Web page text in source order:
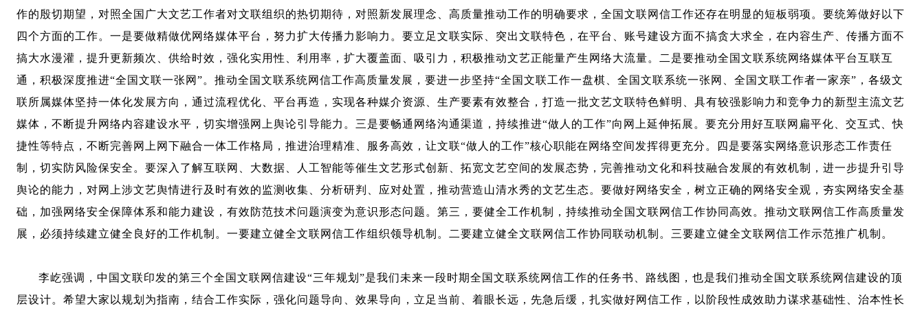
作的殷切期望，对照全国广大文艺工作者对文联组织的热切期待，对照新发展理念、高质量推动工作的明确要求，全国文联网信工作还存在明显的短板弱项。要统筹做好以下
四个方面的工作。一是要做精做优网络媒体平台，努力扩大传播力影响力。要立足文联实际、突出文联特色，在平台、账号建设方面不搞贪大求全，在内容生产、传播方面不
搞大水漫灌，提升更新频次、供给时效，强化实用性、利用率，扩大覆盖面、吸引力，积极推动文艺正能量产生网络大流量。二是要推动全国文联系统网络媒体平台互联互
通，积极深度推进“全国文联一张网”。推动全国文联系统网信工作高质量发展，要进一步坚持“全国文联工作一盘棋、全国文联系统一张网、全国文联工作者一家亲”，各级文
联所属媒体坚持一体化发展方向，通过流程优化、平台再造，实现各种媒介资源、生产要素有效整合，打造一批文艺文联特色鲜明、具有较强影响力和竞争力的新型主流文艺
媒体，不断提升网络内容建设水平，切实增强网上舆论引导能力。三是要畅通网络沟通渠道，持续推进“做人的工作”向网上延伸拓展。要充分用好互联网扁平化、交互式、快
捷性等特点，不断完善网上网下融合一体工作格局，推进治理精准、服务高效，让文联“做人的工作”核心职能在网络空间发挥得更充分。四是要落实网络意识形态工作责任
制，切实防风险保安全。要深入了解互联网、大数据、人工智能等催生文艺形式创新、拓宽文艺空间的发展态势，完善推动文化和科技融合发展的有效机制，进一步提升引导
舆论的能力，对网上涉文艺舆情进行及时有效的监测收集、分析研判、应对处置，推动营造山清水秀的文艺生态。要做好网络安全，树立正确的网络安全观，夯实网络安全基
础，加强网络安全保障体系和能力建设，有效防范技术问题演变为意识形态问题。第三，要健全工作机制，持续推动全国文联网信工作协同高效。推动文联网信工作高质量发
展，必须持续建立健全良好的工作机制。一要建立健全文联网信工作组织领导机制。二要建立健全文联网信工作协同联动机制。三要建立健全文联网信工作示范推广机制。
李屹强调，中国文联印发的第三个全国文联网信建设“三年规划”是我们未来一段时期全国文联系统网信工作的任务书、路线图，也是我们推动全国文联系统网信建设的顶
层设计。希望大家以规划为指南，结合工作实际，强化问题导向、效果导向，立足当前、着眼长远，先急后缓，扎实做好网信工作，以阶段性成效助力谋求基础性、治本性长